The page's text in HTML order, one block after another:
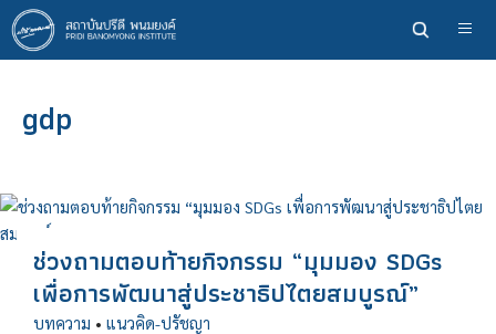
ข้าม
ไป
ยัง
หลักgdp
ช่วงถามตอบท้ายกิจกรรม “มุมมอง SDGs
เพื่อการพัฒนาสู่ประชาธิปไตยสมบูรณ์”
บทความ • แนวคิด-ปรัชญา